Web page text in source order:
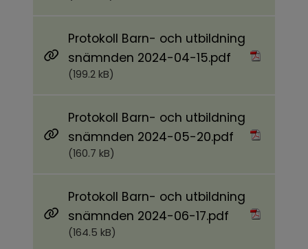
Protokoll Barn- och utbildning
snämnden 2024-04-15.pdf Pdf, 199.2 kB.
(199.2 kB)
Protokoll Barn- och utbildning
snämnden 2024-05-20.pdf Pdf, 160.7 kB.
(160.7 kB)
Protokoll Barn- och utbildning
snämnden 2024-06-17.pdf Pdf, 164.5 kB.
(164.5 kB)